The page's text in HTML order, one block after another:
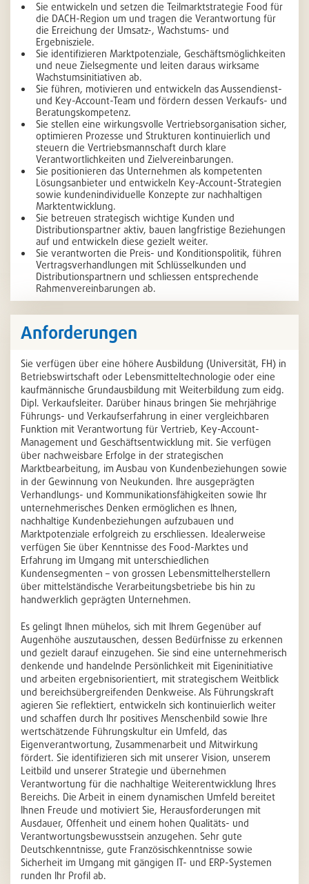
Sie entwickeln und setzen die Teilmarktstrategie Food für
die DACH-Region um und tragen die Verantwortung für
die Erreichung der Umsatz-, Wachstums- und
Ergebnisziele.
Sie identifizieren Marktpotenziale, Geschäftsmöglichkeiten
und neue Zielsegmente und leiten daraus wirksame
Wachstumsinitiativen ab.
Sie führen, motivieren und entwickeln das Aussendienst-
und Key-Account-Team und fördern dessen Verkaufs- und
Beratungskompetenz.
Sie stellen eine wirkungsvolle Vertriebsorganisation sicher,
optimieren Prozesse und Strukturen kontinuierlich und
steuern die Vertriebsmannschaft durch klare
Verantwortlichkeiten und Zielvereinbarungen.
Sie positionieren das Unternehmen als kompetenten
Lösungsanbieter und entwickeln Key-Account-Strategien
sowie kundenindividuelle Konzepte zur nachhaltigen
Marktentwicklung.
Sie betreuen strategisch wichtige Kunden und
Distributionspartner aktiv, bauen langfristige Beziehungen
auf und entwickeln diese gezielt weiter.
Sie verantworten die Preis- und Konditionspolitik, führen
Vertragsverhandlungen mit Schlüsselkunden und
Distributionspartnern und schliessen entsprechende
Rahmenvereinbarungen ab.
Anforderungen
Sie verfügen über eine höhere Ausbildung (Universität, FH) in
Betriebswirtschaft oder Lebensmitteltechnologie oder eine
kaufmännische Grundausbildung mit Weiterbildung zum eidg.
Dipl. Verkaufsleiter. Darüber hinaus bringen Sie mehrjährige
Führungs- und Verkaufserfahrung in einer vergleichbaren
Funktion mit Verantwortung für Vertrieb, Key-Account-
Management und Geschäftsentwicklung mit. Sie verfügen
über nachweisbare Erfolge in der strategischen
Marktbearbeitung, im Ausbau von Kundenbeziehungen sowie
in der Gewinnung von Neukunden. Ihre ausgeprägten
Verhandlungs- und Kommunikationsfähigkeiten sowie Ihr
unternehmerisches Denken ermöglichen es Ihnen,
nachhaltige Kundenbeziehungen aufzubauen und
Marktpotenziale erfolgreich zu erschliessen. Idealerweise
verfügen Sie über Kenntnisse des Food-Marktes und
Erfahrung im Umgang mit unterschiedlichen
Kundensegmenten – von grossen Lebensmittelherstellern
über mittelständische Verarbeitungsbetriebe bis hin zu
handwerklich geprägten Unternehmen.
Es gelingt Ihnen mühelos, sich mit Ihrem Gegenüber auf
Augenhöhe auszutauschen, dessen Bedürfnisse zu erkennen
und gezielt darauf einzugehen. Sie sind eine unternehmerisch
denkende und handelnde Persönlichkeit mit Eigeninitiative
und arbeiten ergebnisorientiert, mit strategischem Weitblick
und bereichsübergreifenden Denkweise. Als Führungskraft
agieren Sie reflektiert, entwickeln sich kontinuierlich weiter
und schaffen durch Ihr positives Menschenbild sowie Ihre
wertschätzende Führungskultur ein Umfeld, das
Eigenverantwortung, Zusammenarbeit und Mitwirkung
fördert. Sie identifizieren sich mit unserer Vision, unserem
Leitbild und unserer Strategie und übernehmen
Verantwortung für die nachhaltige Weiterentwicklung Ihres
Bereichs. Die Arbeit in einem dynamischen Umfeld bereitet
Ihnen Freude und motiviert Sie, Herausforderungen mit
Ausdauer, Offenheit und einem hohen Qualitäts- und
Verantwortungsbewusstsein anzugehen. Sehr gute
Deutschkenntnisse, gute Französischkenntnisse sowie
Sicherheit im Umgang mit gängigen IT- und ERP-Systemen
runden Ihr Profil ab.